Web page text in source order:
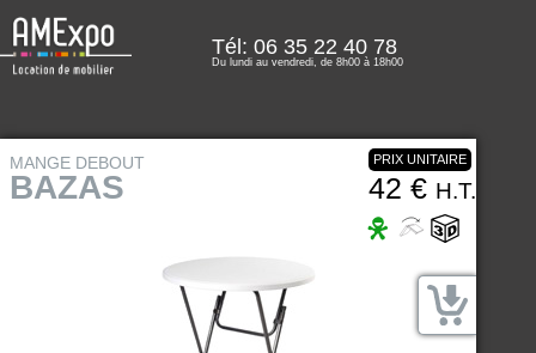
Tél: 06 35 22 40 78
Du lundi au vendredi, de 8h00 à 18h00
MANGE DEBOUT
BAZAS
PRIX UNITAIRE
42 € H.T.